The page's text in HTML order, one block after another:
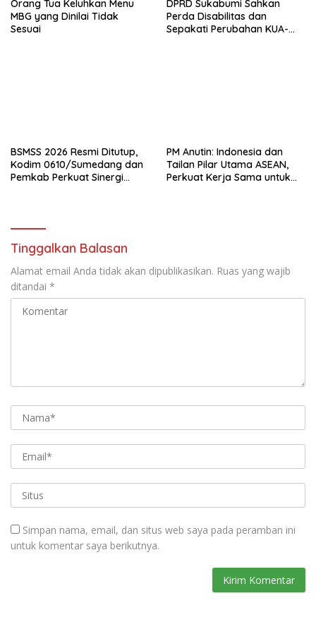
Orang Tua Keluhkan Menu
MBG yang Dinilai Tidak
Sesuai
DPRD Sukabumi Sahkan
Perda Disabilitas dan
Sepakati Perubahan KUA-
BSMSS 2026 Resmi Ditutup,
Kodim 0610/Sumedang dan
Pemkab Perkuat Sinergi
PM Anutin: Indonesia dan
Tailan Pilar Utama ASEAN,
Perkuat Kerja Sama untuk
Tinggalkan Balasan
Alamat email Anda tidak akan dipublikasikan. Ruas yang wajib
ditandai *
Simpan nama, email, dan situs web saya pada peramban ini
untuk komentar saya berikutnya.